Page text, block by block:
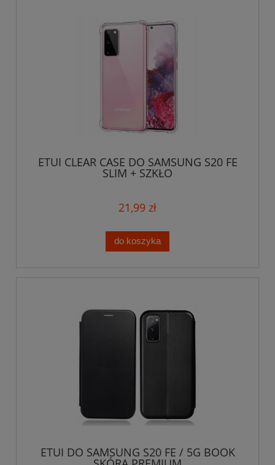
ETUI CLEAR CASE DO SAMSUNG S20 FE
SLIM + SZKŁO
21,99 zł
do koszyka
ETUI DO SAMSUNG S20 FE / 5G BOOK